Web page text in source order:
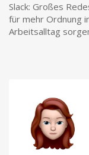
Slack: Großes
für mehr Ordnung
Arbeitsalltag